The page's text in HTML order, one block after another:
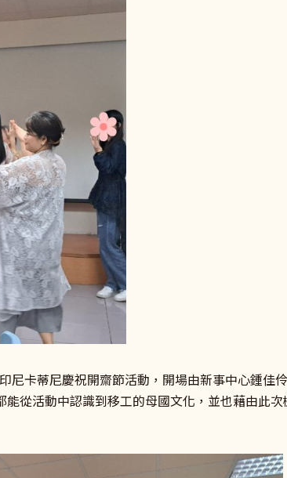
卡蒂尼慶祝開齋節活動，開場由新事中心鍾佳
從活動中認識到移工的母國文化，並也藉由此